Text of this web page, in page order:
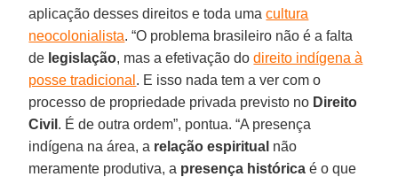
aplicação desses direitos e toda umacultura
neocolonialista. “O problema brasileiro não é a falta
de legislação, mas a efetivação dodireito indígena à
posse tradicional . E isso nada tem a ver com o
processo de propriedade privada previsto no Direito
Civil . É de outra ordem”, pontua. “A presença
indígena na área, a relação espiritual não
meramente produtiva, a presença histórica é o que